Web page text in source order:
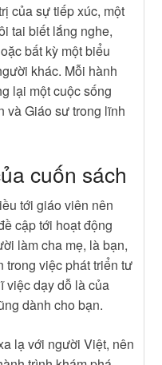
của sự tiếp xúc, một
tai biết lắng nghe,
bất kỳ một biểu
khác. Mỗi hành
lại một cuộc sống
và Giáo sư trong lĩnh
cuốn sách
tới giáo viên nên
cập tới hoạt động
làm cha mẹ, là bạn,
trong việc phát triển tư
việc dạy dỗ là của
dành cho bạn.
lạ với người Việt, nên